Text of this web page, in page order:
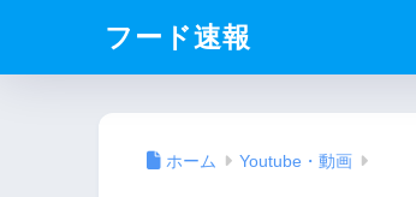
フード速報
ホーム Youtube・動画